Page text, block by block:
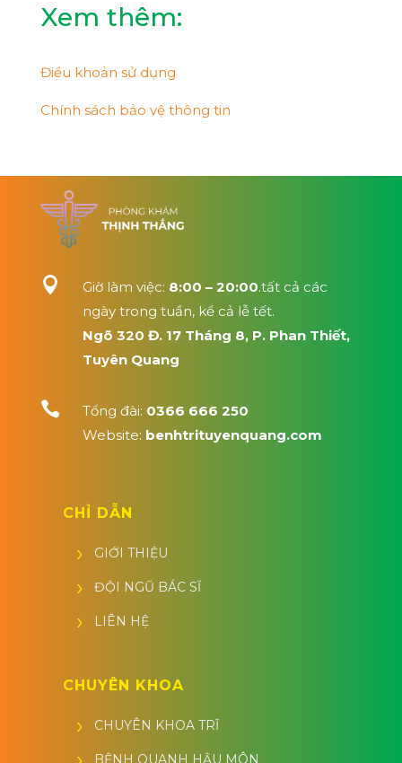
Xem thêm:
Điều khoản sử dụng
Chính sách bảo vệ thông tin
 Giờ làm việc: 8:00 – 20:00.tất cả các
ngày trong tuần, kể cả lễ tết.
Ngõ 320 Đ. 17 Tháng 8, P. Phan Thiết,
Tuyên Quang
 Tổng đài: 0366 666 250
Website: benhtrituyenquang.com
CHỈ DẪN
GIỚI THIỆU
ĐỘI NGŨ BÁC SĨ
LIÊN HỆ
CHUYÊN KHOA
CHUYÊN KHOA TRĨ
BỆNH QUANH HẬU MÔN